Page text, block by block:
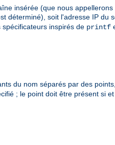
insérée (que nous
déterminé), soit l'adresse IP du
inspirés de printf
du nom séparés par des
; le point doit être présent si